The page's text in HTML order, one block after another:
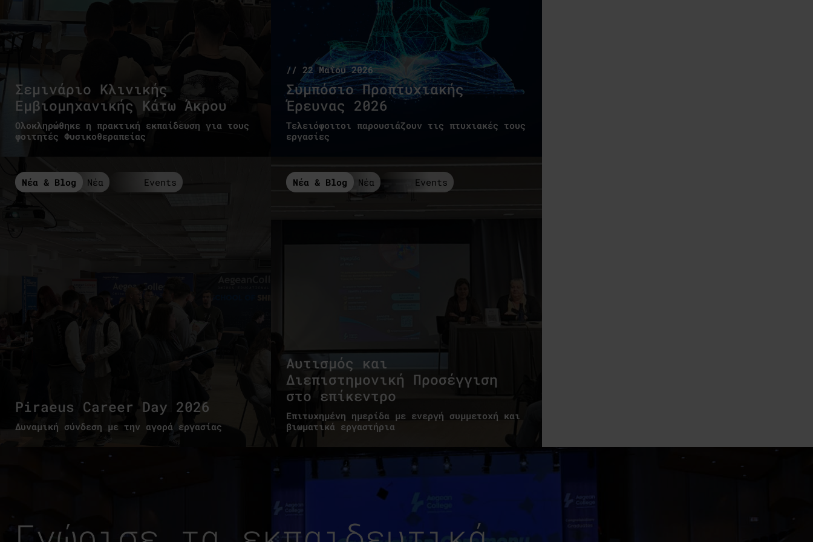
Σεμινάριο Κλινικής
Εμβιομηχανικής Κάτω Άκρου
Ολοκληρώθηκε η πρακτική εκπαίδευση για τους
φοιτητές Φυσικοθεραπείας
// 22 Μαΐου 2026
Συμπόσιο Προπτυχιακής
Έρευνας 2026
Τελειόφοιτοι παρουσιάζουν τις πτυχιακές τους
εργασίες
Νέα & Blog Νέα Events
Piraeus Career Day 2026
Δυναμική σύνδεση με την αγορά εργασίας
Νέα & Blog Νέα Events
Αυτισμός και
Διεπιστημονική Προσέγγιση
στο επίκεντρο
Επιτυχημένη ημερίδα με ενεργή συμμετοχή και
βιωματικά εργαστήρια